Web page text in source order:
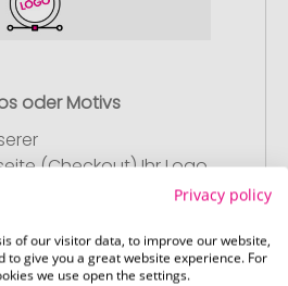
oder Motivs
(Checkout) Ihr Logo
schließen Sie Ihre
Sie gerade keine
Verfügung haben,
später
Privacy policy
of our visitor data, to improve our website,
to give you a great website experience. For
we use open the settings.